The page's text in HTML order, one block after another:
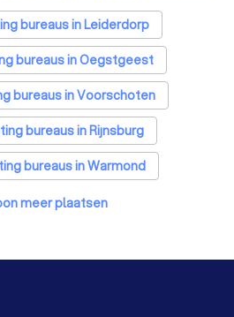
in Leiden
leveranciers in Leiden
in Leiden
bureaus in Leiderdorp
bureaus in Oegstgeest
bureaus in Voorschoten
bureaus in Rijnsburg
bureaus in Warmond
bureaus in Katwijk
bureaus in Leidschendam
meer plaatsen